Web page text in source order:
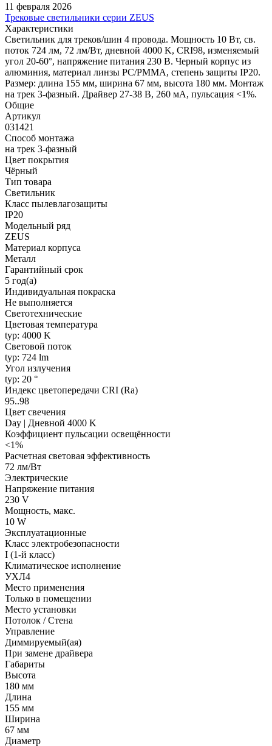
11 февраля 2026
Трековые светильники серии ZEUS
Характеристики
Светильник для треков/шин 4 провода. Мощность 10 Вт, св.
поток 724 лм, 72 лм/Вт, дневной 4000 K, CRI98, изменяемый
угол 20-60°, напряжение питания 230 В. Черный корпус из
алюминия, материал линзы PC/PMMA, степень защиты IP20.
Размер: длина 155 мм, ширина 67 мм, высота 180 мм. Монтаж
на трек 3-фазный. Драйвер 27-38 В, 260 мА, пульсация <1%.
Общие
Артикул
031421
Способ монтажа
на трек 3-фазный
Цвет покрытия
Чёрный
Тип товара
Светильник
Класс пылевлагозащиты
IP20
Модельный ряд
ZEUS
Материал корпуса
Металл
Гарантийный срок
5 год(а)
Индивидуальная покраска
Не выполняется
Светотехнические
Цветовая температура
typ: 4000 K
Световой поток
typ: 724 lm
Угол излучения
typ: 20 °
Индекс цветопередачи CRI (Ra)
95..98
Цвет свечения
Day | Дневной 4000 K
Коэффициент пульсации освещённости
<1%
Расчетная световая эффективность
72 лм/Вт
Электрические
Напряжение питания
230 V
Мощность, макс.
10 W
Эксплуатационные
Класс электробезопасности
I (1-й класс)
Климатическое исполнение
УХЛ4
Место применения
Только в помещении
Место установки
Потолок / Cтена
Управление
Диммируемый(ая)
При замене драйвера
Габариты
Высота
180 мм
Длина
155 мм
Ширина
67 мм
Диаметр